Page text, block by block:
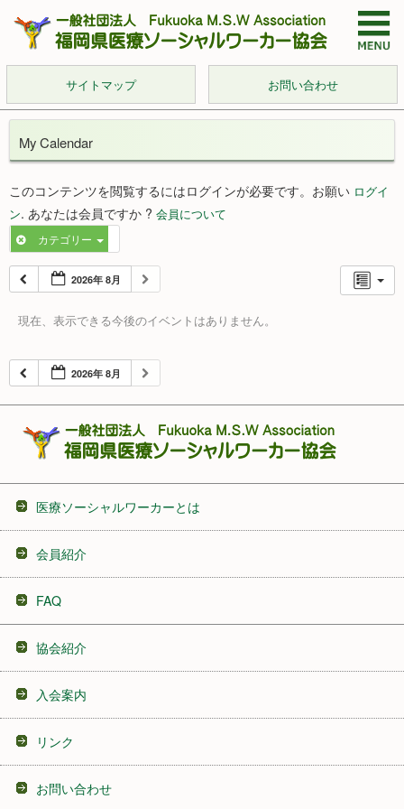
サイトマップ お問い合わせ
My Calendar
このコンテンツを閲覧するにはログインが必要です。お願い ログイ
ン. あなたは会員ですか ? 会員について
カテゴリー
2026年 8月
現在、表示できる今後のイベントはありません。
2026年 8月
医療ソーシャルワーカーとは
会員紹介
FAQ
協会紹介
入会案内
リンク
お問い合わせ